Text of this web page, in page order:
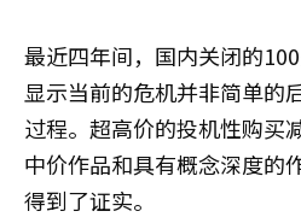
最近四年间，国内关闭的
显示当前的危机并非简单的
过程。超高价的投机性购买
中价作品和具有概念深度的
得到了证实。